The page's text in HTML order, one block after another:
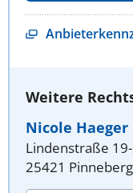
Weitere
Nicole Haeger
Lindenstraße 19-
25421 Pinneberg